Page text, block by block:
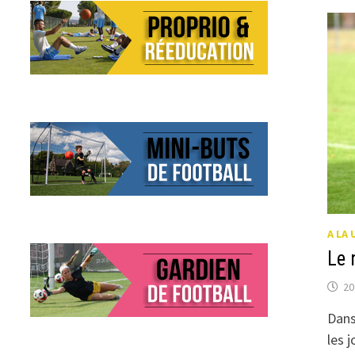
?
A LA
Le
les